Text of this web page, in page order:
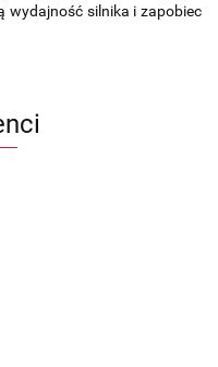
wydajność silnika i zapobiec